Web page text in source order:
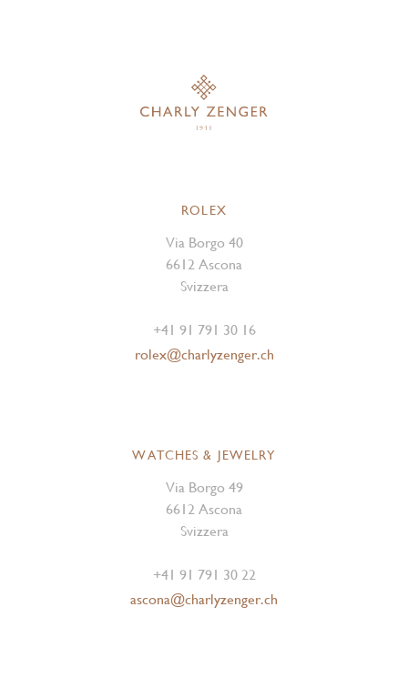
ROLEX
Via Borgo 40
6612 Ascona
Svizzera
+41 91 791 30 16
rolex@charlyzenger.ch
WATCHES & JEWELRY
Via Borgo 49
6612 Ascona
Svizzera
+41 91 791 30 22
ascona@charlyzenger.ch